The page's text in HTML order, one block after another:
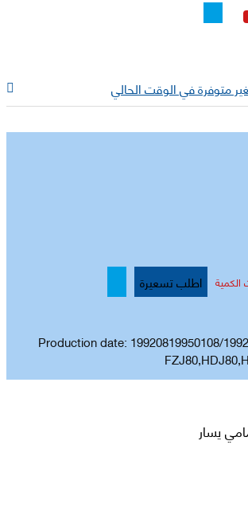
متوفرة في الوقت الحالي
الكمية اطلب تسعيرة
Production date: 19920819950108/
يسار